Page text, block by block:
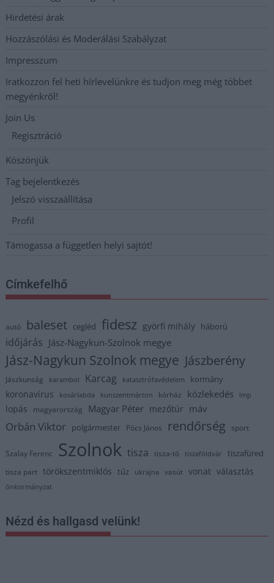
Hirdetési árak
Hozzászólási és Moderálási Szabályzat
Impresszum
Iratkozzon fel heti hírlevelünkre és tudjon meg még többet
megyénkről!
Join Us
Regisztráció
Köszönjük
Tag bejelentkezés
Jelszó visszaállítása
Profil
Támogassa a független helyi sajtót!
Címkefelhő
autó baleset cegléd fidesz györfi mihály háború
időjárás Jász-Nagykun-Szolnok megye
Jász-Nagykun Szolnok megye Jászberény
Jászkunság karambol Karcag katasztrófavédelem kormány
koronavírus kosárlabda kunszentmárton kórház közlekedés lmp
lopás magyarország Magyar Péter mezőtúr máv
Orbán Viktor polgármester Pócs János rendőrség sport
Szalay Ferenc Szolnok tisza tisza-tó tiszaföldvár tiszafüred
tisza part törökszentmiklós tűz ukrajna vasút vonat választás
önkormányzat
Nézd és hallgasd velünk!